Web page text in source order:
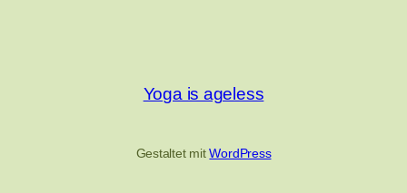
Yoga is ageless
Gestaltet mitWordPress